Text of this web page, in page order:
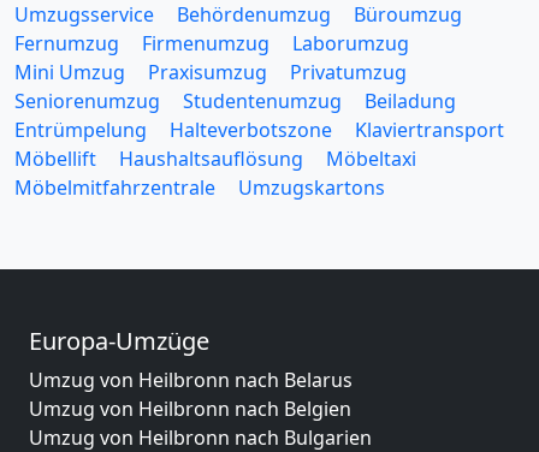
Umzugsservice Behördenumzug
Büroumzug
Fernumzug
Firmenumzug
Laborumzug
Mini Umzug
Praxisumzug
Privatumzug
Seniorenumzug
Studentenumzug
Beiladung
Entrümpelung
Halteverbotszone
Klaviertransport
Möbellift
Haushaltsauflösung
Möbeltaxi
Möbelmitfahrzentrale
Umzugskartons
Europa-Umzüge
Umzug von Heilbronn nach Belarus
Umzug von Heilbronn nach Belgien
Umzug von Heilbronn nach Bulgarien